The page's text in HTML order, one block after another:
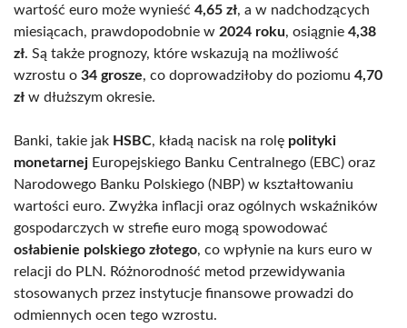
wartość euro może wynieść 4,65 zł, a w nadchodzących
miesiącach, prawdopodobnie w 2024 roku, osiągnie 4,38
zł. Są także prognozy, które wskazują na możliwość
wzrostu o 34 grosze, co doprowadziłoby do poziomu 4,70
zł w dłuższym okresie.
Banki, takie jak HSBC, kładą nacisk na rolę polityki
monetarnej Europejskiego Banku Centralnego (EBC) oraz
Narodowego Banku Polskiego (NBP) w kształtowaniu
wartości euro. Zwyżka inflacji oraz ogólnych wskaźników
gospodarczych w strefie euro mogą spowodować
osłabienie polskiego złotego, co wpłynie na kurs euro w
relacji do PLN. Różnorodność metod przewidywania
stosowanych przez instytucje finansowe prowadzi do
odmiennych ocen tego wzrostu.